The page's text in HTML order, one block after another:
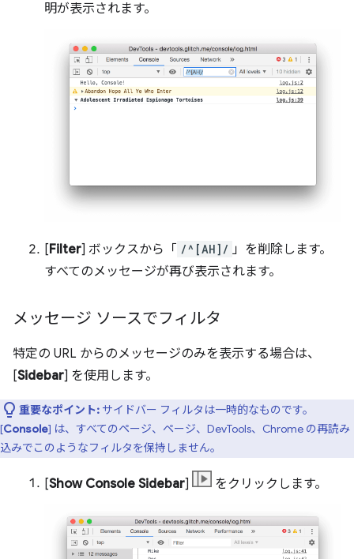
明が表示されます。
[Filter] ボックスから「 /^[AH]/ 」を削除します。
すべてのメッセージが再び表示されます。
メッセージ ソースでフィルタ
特定の URL からのメッセージのみを表示する場合は、
[Sidebar] を使用します。
重要なポイント: サイドバー フィルタは一時的なものです。
[Console] は、すべてのページ、ページ、DevTools、Chrome の再読み
込みでこのようなフィルタを保持しません。
[Show Console Sidebar] をクリックします。